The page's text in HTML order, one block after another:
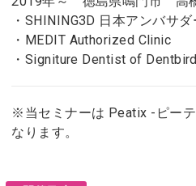
・SHINING3D 日本アンバサダ
・MEDIT Authorized Clinic
・Signiture Dentist of
※当セミナーは Peatix -ピー
なります。